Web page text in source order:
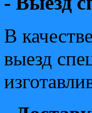
В
выезд